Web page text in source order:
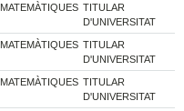
MATEMÀTIQUES TITULAR
D'UNIVERSITAT
MATEMÀTIQUES TITULAR
D'UNIVERSITAT
MATEMÀTIQUES TITULAR
D'UNIVERSITAT